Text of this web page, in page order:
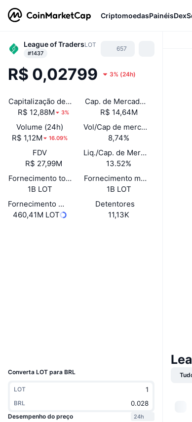
CriptomoedasPainéis
League of TradersLOT
#1437
657
R$ 0,02799 3% (24h)
Capitalização de Mercado
R$ 12,88M
3%
Cap. de Mercado Desbloqueado
R$ 14,64M
Volume (24h)
R$ 1,12M
16.09%
Vol/Cap de mercado (24h)
8,74%
FDV
R$ 27,99M
Liq./Cap. de Mercado
13.52%
Fornecimento total
1B LOT
Fornecimento máximo
1B LOT
Fornecimento em circulação
460,41M LOT
Detentores
11,13K
Converta LOT para BRL
LOT
BRL
Desempenho do preço
24h